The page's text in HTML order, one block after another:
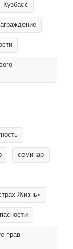
Кузбасс
семинар
Жизнь»
прав